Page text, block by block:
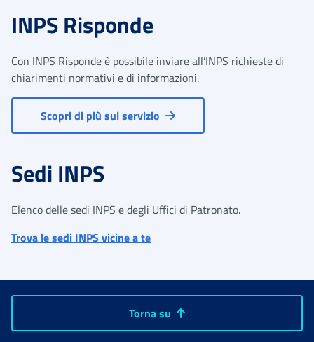
INPS Risponde
Con INPS Risponde è possibile inviare all’INPS richieste di
chiarimenti normativi e di informazioni.
Scopri di più sul servizio
Sedi INPS
Elenco delle sedi INPS e degli Uffici di Patronato.
Trova le sedi INPS vicine a te
Torna su